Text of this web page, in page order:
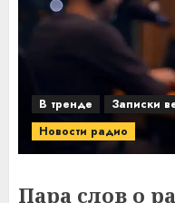
В тренде
Записки
Новости радио
Пара слов о